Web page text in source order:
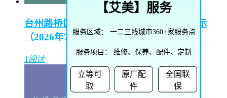
台州路桥区汉米尔顿售后维修中心电话公示
（2026年7月最新）
1 阅读
【艾美】服务
服务区域： 一二三线城市360+家服务点
服务项目： 维修、保养、配件、定制
立等可
取
原厂配
件
全国联
保